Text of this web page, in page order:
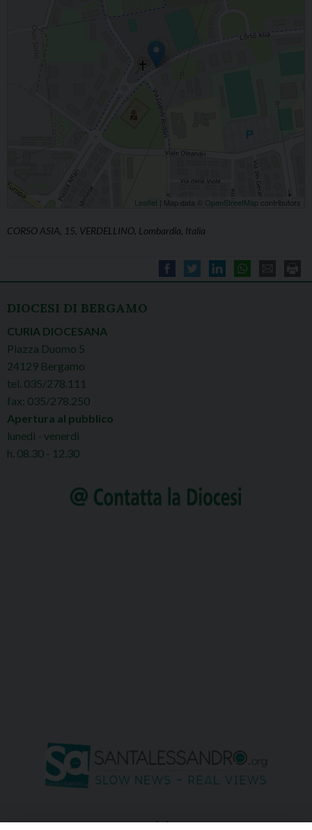
Leaflet | Map data © OpenStreetMap contributors
CORSO ASIA, 15, VERDELLINO, Lombardia, Italia
DIOCESI DI BERGAMO
CURIA DIOCESANA
Piazza Duomo 5
24129 Bergamo
tel. 035/278.111
fax: 035/278.250
Apertura al pubblico
lunedì - venerdì
h. 08.30 - 12.30
seguici su